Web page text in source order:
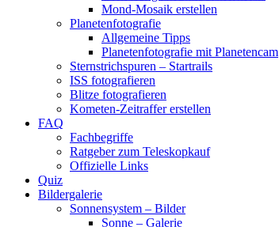
Mond-Mosaik erstellen
Planetenfotografie
Allgemeine Tipps
Planetenfotografie mit Planetencam
Sternstrichspuren – Startrails
ISS fotografieren
Blitze fotografieren
Kometen-Zeitraffer erstellen
FAQ
Fachbegriffe
Ratgeber zum Teleskopkauf
Offizielle Links
Quiz
Bildergalerie
Sonnensystem – Bilder
Sonne – Galerie